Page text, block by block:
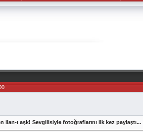
ilan-ı aşk! Sevgilisiyle fotoğraflarını ilk kez paylaştı...